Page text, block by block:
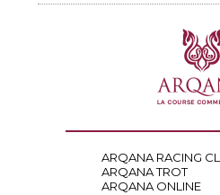
ARQANA RACING
ARQANA TROT
ARQANA ONLINE